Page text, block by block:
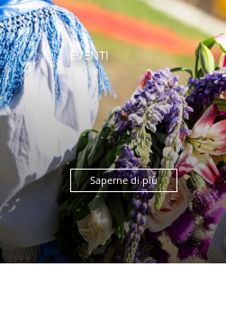
EVENTI
Saperne di più